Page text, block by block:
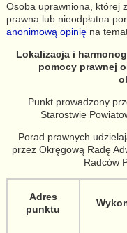
Osoba uprawniona, której
prawna lub nieodpłatna
anonimową opinięna
Lokalizacja i
pomocy prawnej
Punkt prowadzony
Starostwie
Porad prawnych
przez Okręgową Radę
Radców
Adres
punktu